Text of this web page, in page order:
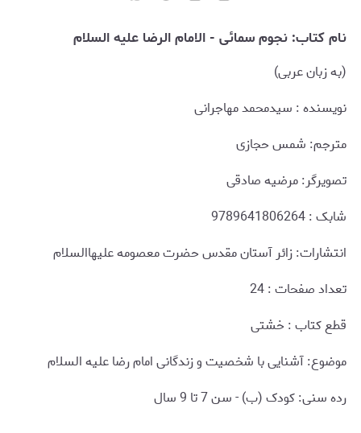
نام کتاب: نجوم سمائی - الامام الرضا علیه السلام
(به زبان عربی)
نويسنده : سیدمحمد مهاجرانی
مترجم: شمس حجازی
تصویرگر: مرضیه صادقی
شابک : 9789641806264
انتشارات: زائر آستان مقدس حضرت معصومه علیهاالسلام
تعداد صفحات : 24
قطع کتاب : خشتی
موضوع: آشنایی با شخصیت و زندگانی امام رضا علیه السلام
رده سنی: کودک (ب) - سن 7 تا 9 سال